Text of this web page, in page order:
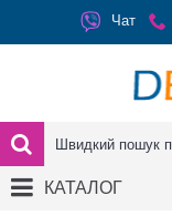
Чат
КАТАЛОГ